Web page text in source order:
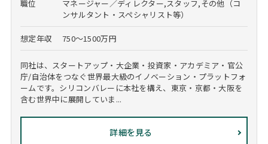
職位
マネージャー／ディレクター,スタッフ,その他（コ
ンサルタント・スペシャリスト等）
想定年収 750～1500万円
同社は、スタートアップ・大企業・投資家・アカデミア・官公
庁/自治体をつなぐ世界最大級のイノベーション・プラットフォ
ームです。シリコンバレーに本社を構え、東京・京都・大阪を
含む世界中に展開していま...
詳細を見る